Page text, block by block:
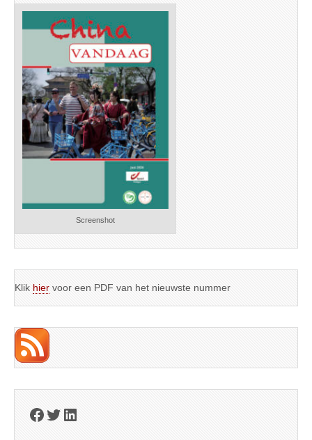
Screenshot
Klik hier voor een PDF van het nieuwste nummer
Facebook
Twitter
LinkedIn